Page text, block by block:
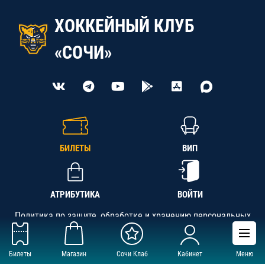
Билеты Магазин Сочи Клаб Кабинет Меню
ХОККЕЙНЫЙ КЛУБ
«СОЧИ»
БИЛЕТЫ ВИП
АТРИБУТИКА ВОЙТИ
Политика по защите, обработке и хранению персональных
данных
АНО «СК «Кубань-Регион», ОГРН 1142300002349,